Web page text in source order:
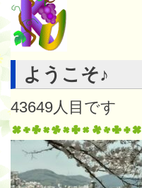
ようこそ♪
43649 人目です